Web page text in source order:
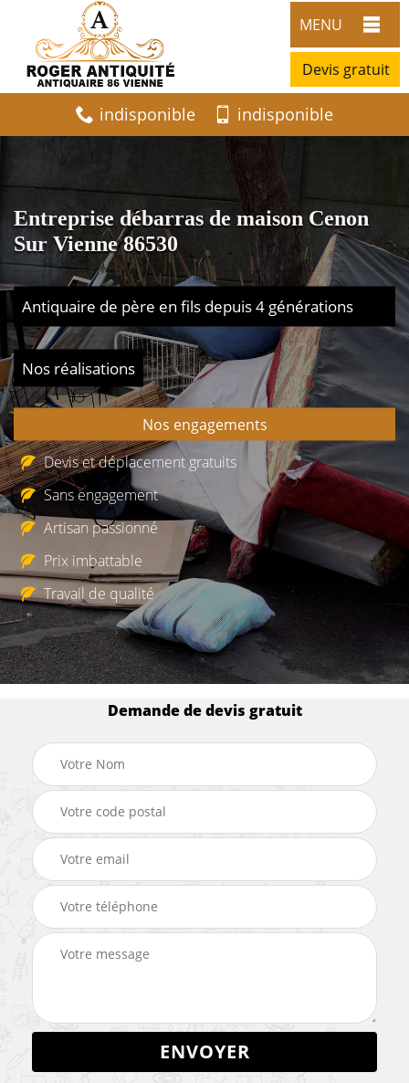
MENU
Devis gratuit
indisponible indisponible
Entreprise débarras de maison Cenon
Sur Vienne 86530
Antiquaire de père en fils depuis 4 générations
Nos réalisations
Nos engagements
Devis et déplacement gratuits
Sans engagement
Artisan passionné
Prix imbattable
Travail de qualité
Demande de devis gratuit